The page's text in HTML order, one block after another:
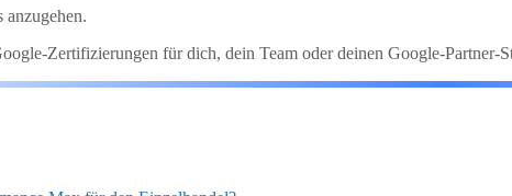
Zertifizierungen für dich, dein Team oder deinen Google-Partner-